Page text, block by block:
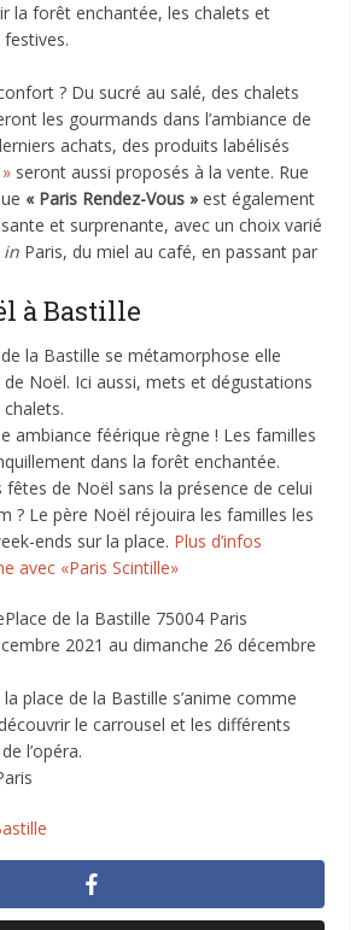
la forêt enchantée, les chalets et
? Du sucré au salé, des chalets
les gourmands dans l’ambiance de
achats, des produits labélisés
seront aussi proposés à la vente. Rue
« Paris Rendez-Vous » est également
et surprenante, avec un choix varié
in Paris, du miel au café, en passant par
à Bastille
la Bastille se métamorphose elle
de Noël. Ici aussi, mets et dégustations
ambiance féérique règne ! Les familles
dans la forêt enchantée.
fêtes de Noël sans la présence de celui
? Le père Noël réjouira les familles les
ends sur la place. Plus d’infos
avec «Paris Scintille»
de la Bastille 75004 Paris
2021 au dimanche 26 décembre
place de la Bastille s’anime comme
le carrousel et les différents
l’opéra.